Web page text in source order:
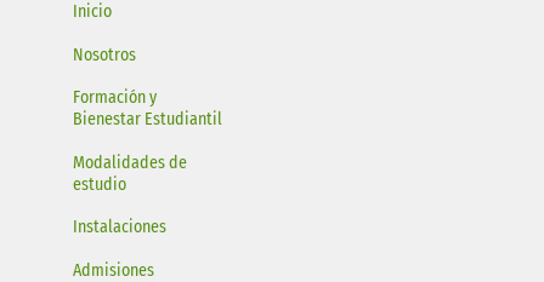
Inicio
Nosotros
Formación y
Bienestar Estudiantil
Modalidades de
estudio
Instalaciones
Admisiones